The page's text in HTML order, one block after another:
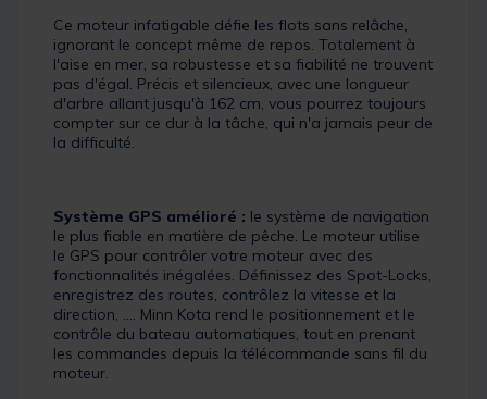
Ce moteur infatigable défie les flots sans relâche,
ignorant le concept même de repos. Totalement à
l'aise en mer, sa robustesse et sa fiabilité ne trouvent
pas d'égal. Précis et silencieux, avec une longueur
d'arbre allant jusqu'à 162 cm, vous pourrez toujours
compter sur ce dur à la tâche, qui n'a jamais peur de
la difficulté.
Système GPS amélioré : le système de navigation
le plus fiable en matière de pêche. Le moteur utilise
le GPS pour contrôler votre moteur avec des
fonctionnalités inégalées. Définissez des Spot-Locks,
enregistrez des routes, contrôlez la vitesse et la
direction, .... Minn Kota rend le positionnement et le
contrôle du bateau automatiques, tout en prenant
les commandes depuis la télécommande sans fil du
moteur.